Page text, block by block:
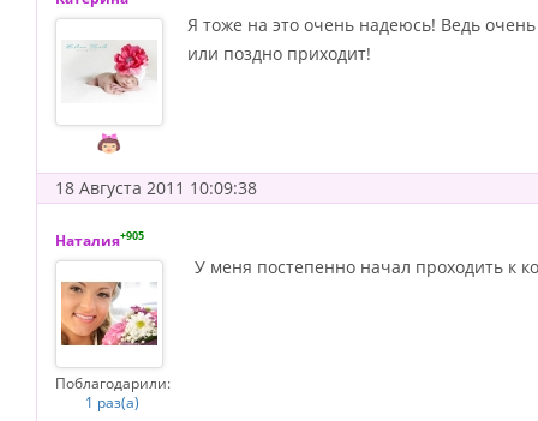
Я тоже на это очень надеюсь! Ведь
или поздно приходит!
18 Августа 2011 10:09:38
Наталия+905
Поблагодарили:
1 раз(а)
У меня постепенно начал проходить к